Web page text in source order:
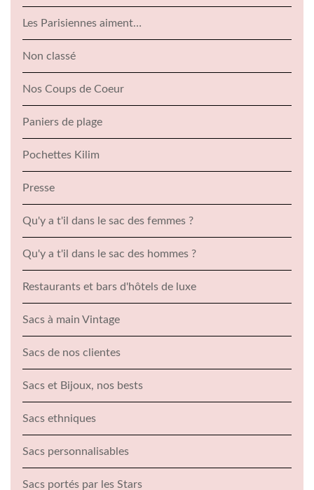
Les Parisiennes aiment…
Non classé
Nos Coups de Coeur
Paniers de plage
Pochettes Kilim
Presse
Qu'y a t'il dans le sac des femmes ?
Qu'y a t'il dans le sac des hommes ?
Restaurants et bars d'hôtels de luxe
Sacs à main Vintage
Sacs de nos clientes
Sacs et Bijoux, nos bests
Sacs ethniques
Sacs personnalisables
Sacs portés par les Stars